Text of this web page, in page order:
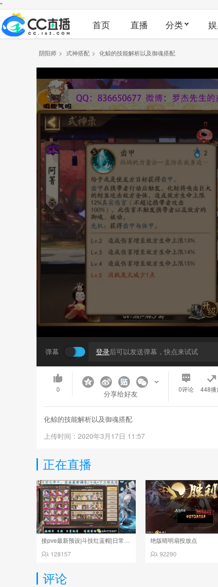
"
首页 直播 分类
阴阳师 > 式神搭配 > 化鲸的技能解析以及御魂搭配
弹幕 登录后可以发送弹幕，快点来试试
0 分享给好友 0评论 448播
化鲸的技能解析以及御魂搭配
上传时间：2020年3月17日 11:57
正在直播
128157
绝版晴明扇投放点
92290
评论